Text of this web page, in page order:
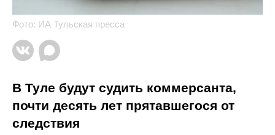
Фото: ИА Тульская пресса
В Туле будут судить коммерсанта,
почти десять лет прятавшегося от
следствия